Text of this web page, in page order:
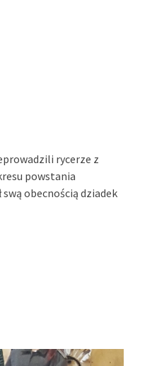
rycerze z
powstania
obecnością dziadek